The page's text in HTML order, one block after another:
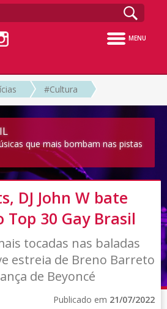
MENU
#Cultura
que mais bombam nas pistas
DJ John W bate
Top 30 Gay Brasil
tocadas nas baladas
estreia de Breno Barreto
de Beyoncé
Publicado em 21/07/2022